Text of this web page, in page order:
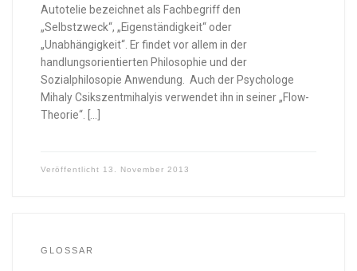
Autotelie bezeichnet als Fachbegriff den
„Selbstzweck“, „Eigenständigkeit“ oder
„Unabhängigkeit“. Er findet vor allem in der
handlungsorientierten Philosophie und der
Sozialphilosopie Anwendung. Auch der Psychologe
Mihaly Csikszentmihalyis verwendet ihn in seiner „Flow-
Theorie“. […]
Veröffentlicht 13. November 2013
GLOSSAR